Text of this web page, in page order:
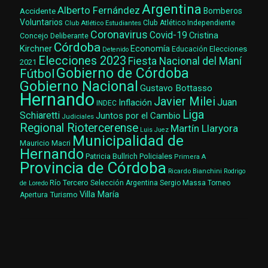
AccidenteAlberto Fernández Argentina Bomberos
Voluntarios Club Atlético Estudiantes Club Atlético Independiente
Concejo Deliberante Coronavirus Covid-19 Cristina
Kirchner Córdoba Detenido Economía Educación Elecciones
2021 Elecciones 2023 Fiesta Nacional del Maní
Fútbol Gobierno de Córdoba
Gobierno Nacional Gustavo Bottasso
Hernando INDEC Inflación Javier Milei Juan
Schiaretti Judiciales Juntos por el Cambio Liga
Regional Riotercerense Luis Juez Martín Llaryora
Mauricio Macri Municipalidad de
Hernando Patricia Bullrich Policiales Primera A
Provincia de Córdoba Ricardo Bianchini Rodrigo
de Loredo Río Tercero Selección Argentina Sergio Massa Torneo
Apertura Turismo Villa María